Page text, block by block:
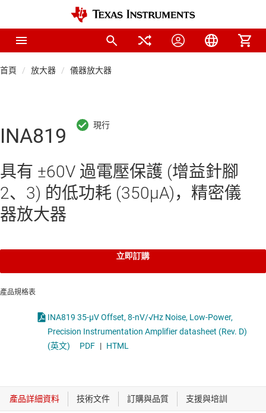
首頁 放大器 儀器放大器
INA819
具有 ±60V 過電壓保護 (增益針腳
2、3) 的低功耗 (350µA)，精密儀
器放大器
立即訂購
產品規格表
INA819 35-μV Offset, 8-nV/√Hz Noise, Low-Power,
Precision Instrumentation Amplifier datasheet (Rev. D)
(英文)
PDF | HTML